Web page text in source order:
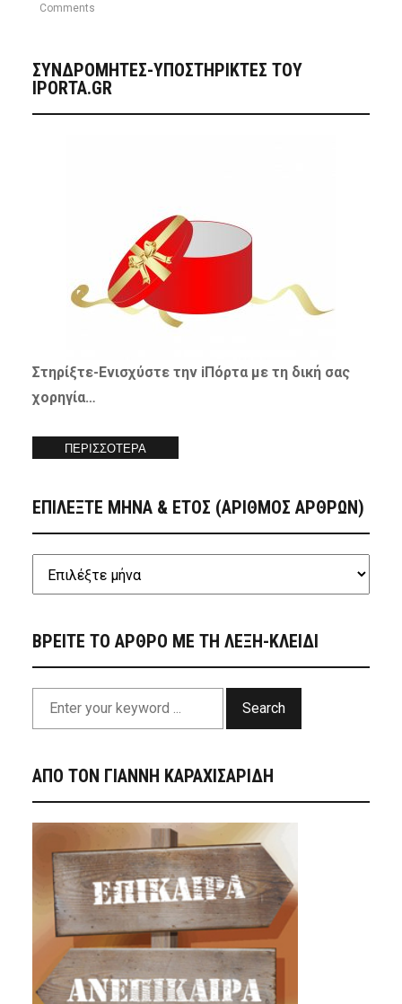
Comments
ΣΥΝΔΡΟΜΗΤΈΣ-ΥΠΟΣΤΗΡΙΚΤΈΣ ΤΟΥ
IPORTA.GR
Στηρίξτε-Ενισχύστετην iΠόρτα με τη δική σας
χορηγία…
ΠΕΡΙΣΣΟΤΕΡΑ
ΕΠΙΛΕΞΤΕ ΜΗΝΑ & ΕΤΟΣ (ΑΡΙΘΜΟΣ ΑΡΘΡΩΝ)
ΒΡΕΙΤΕ ΤΟ ΑΡΘΡΟ ΜΕ ΤΗ ΛΕΞΗ-ΚΛΕΙΔΙ
Search
ΑΠΟ ΤΟΝ ΓΙΑΝΝΗ ΚΑΡΑΧΙΣΑΡΙΔΗ